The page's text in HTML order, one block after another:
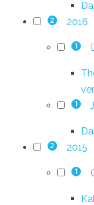
2 2016
1
1
2 2015
1